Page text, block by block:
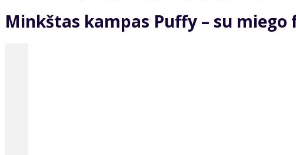
Minkštas kampas Puffy – su